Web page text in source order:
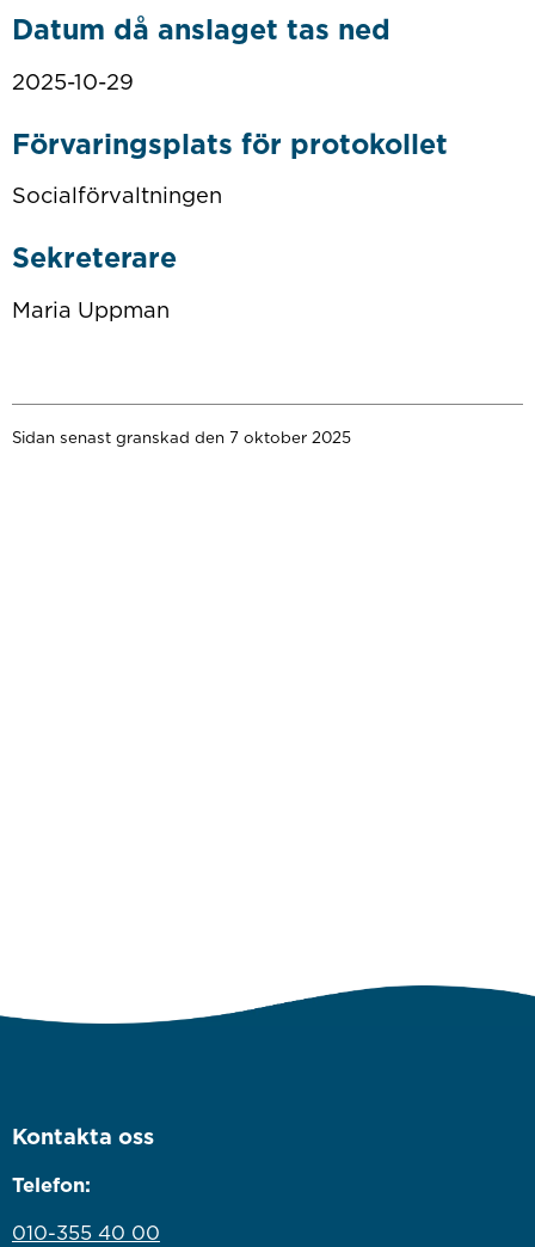
Datum då anslaget tas ned
2025-10-29
Förvaringsplats för protokollet
Socialförvaltningen
Sekreterare
Maria Uppman
Sidan senast granskad den 7 oktober 2025
Kontakta oss
Telefon:
010-355 40 00